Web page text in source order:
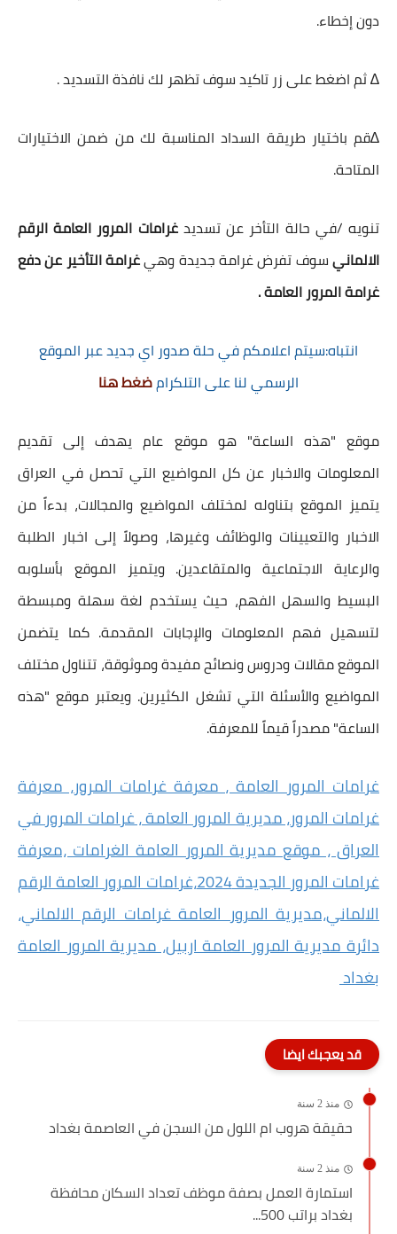
دون إخطاء.
∆ ثم اضغط على زر تاكيد سوف تظهر لك نافذة التسديد .
∆قم باختيار طريقة السداد المناسبة لك من ضمن الاختيارات
المتاحة.
تنويه /في حالة التأخر عن تسديدغرامات المرور العامة الرقم
الالمانيسوف تفرض غرامة جديدة وهيغرامة التأخير عن دفع
غرامة المرور العامة .
انتباه:سيتم اعلامكم في حلة صدور اي جديد عبر الموقع
الرسمي لنا على التلكرامضغط هنا
موقع "هذه الساعة" هو موقع عام يهدف إلى تقديم
المعلومات والاخبار عن كل المواضيع التي تحصل في العراق
يتميز الموقع بتناوله لمختلف المواضيع والمجالات، بدءاً من
الاخبار والتعيينات والوظائف وغيرها، وصولاً إلى اخبار الطلبة
والرعاية الاجتماعية والمتقاعدين. ويتميز الموقع بأسلوبه
البسيط والسهل الفهم، حيث يستخدم لغة سهلة ومبسطة
لتسهيل فهم المعلومات والإجابات المقدمة. كما يتضمن
الموقع مقالات ودروس ونصائح مفيدة وموثوقة، تتناول مختلف
المواضيع والأسئلة التي تشغل الكثيرين. ويعتبر موقع "هذه
الساعة" مصدراً قيماً للمعرفة.
غرامات المرور العامة ، معرفة غرامات المرور، معرفة
غرامات المرور، مديرية المرور العامة ، غرامات المرور في
العراق ، موقع مديرية المرور العامة الغرامات ،معرفة
غرامات المرور الجديدة 2024،غرامات المرور العامة الرقم
الالماني،مديرية المرور العامة غرامات الرقم الالماني،
دائرة مديرية المرور العامة اربيل، مديرية المرور العامة
بغداد
قد يعجبك ايضا
منذ 2 سنة
حقيقة هروب ام اللول من السجن في العاصمة بغداد
منذ 2 سنة
استمارة العمل بصفة موظف تعداد السكان محافظة
بغداد براتب 500...